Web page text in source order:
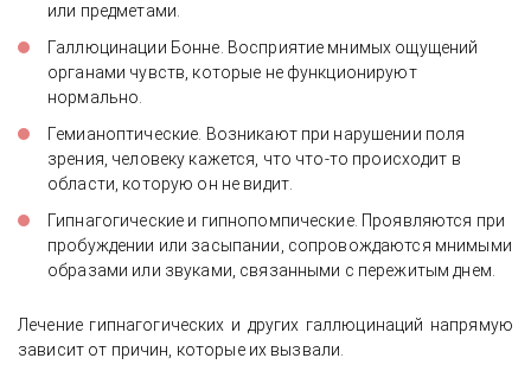
или предметами.
Галлюцинации Бонне. Восприятие мнимых ощущений
органами чувств, которые не функционируют
нормально.
Гемианоптические. Возникают при нарушении поля
зрения, человеку кажется, что что-то происходит в
области, которую он не видит.
Гипнагогические и гипнопомпические. Проявляются при
пробуждении или засыпании, сопровождаются мнимыми
образами или звуками, связанными с пережитым днем.
Лечение гипнагогических и других галлюцинаций напрямую
зависит от причин, которые их вызвали.